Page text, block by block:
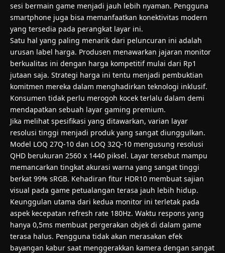
sesi bermain game menjadi jauh lebih nyaman. Pengguna
smartphone juga bisa memanfaatkan konektivitas modern
yang tersedia pada perangkat layar ini.
Satu hal yang paling menarik dari peluncuran ini adalah
urusan label harga. Produsen menawarkan jajaran monitor
berkualitas ini dengan harga kompetitif mulai dari Rp1
jutaan saja. Strategi harga ini tentu menjadi pembuktian
komitmen mereka dalam menghadirkan teknologi inklusif.
Konsumen tidak perlu merogoh kocek terlalu dalam demi
mendapatkan sebuah layar gaming premium.
Jika melihat spesifikasi yang ditawarkan, varian layar
resolusi tinggi menjadi produk yang sangat diunggulkan.
Model LOQ 27Q-10 dan LOQ 32Q-10 mengusung resolusi
QHD berukuran 2560 x 1440 piksel. Layar tersebut mampu
memancarkan tingkat akurasi warna yang sangat tinggi
berkat 99% sRGB. Kehadiran fitur HDR10 membuat sajian
visual pada game petualangan terasa jauh lebih hidup.
Keunggulan utama dari kedua monitor ini terletak pada
aspek kecepatan refresh rate 180Hz. Waktu respons yang
hanya 0,5ms membuat pergerakan objek di dalam game
terasa halus. Pengguna tidak akan merasakan efek
bayangan kabur saat menggerakkan kamera dengan sangat